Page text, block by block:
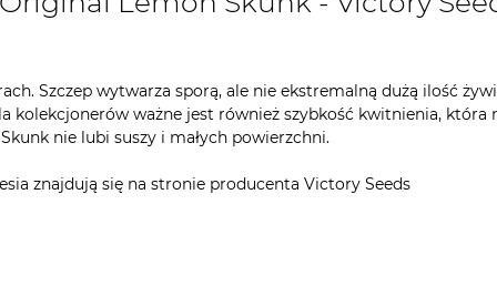
Szczep wytwarza sporą, ale nie ekstremalną dużą ilość
ważne jest również szybkość kwitnienia, która
nie lubi suszy i małych powierzchni.
znajdują się na stronie producenta Victory Seeds